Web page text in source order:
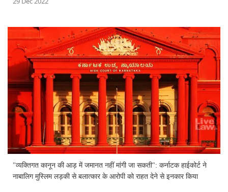
"व्यक्तिगत कानून की आड़ में जमानत नहीं मांगी जा सकती": कर्नाटक हाईकोर्ट ने
नाबालिग मुस्लिम लड़की से बलात्कार के आरोपी को राहत देने से इनकार किया